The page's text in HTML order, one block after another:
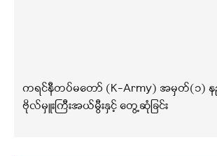
ကရင်နီတပ်မတော် (K-Army) အမှတ်(၁) န
ဗိုလ်မှူးကြီးအယ်မွီးနှင့် တွေ့ဆုံခြင်း